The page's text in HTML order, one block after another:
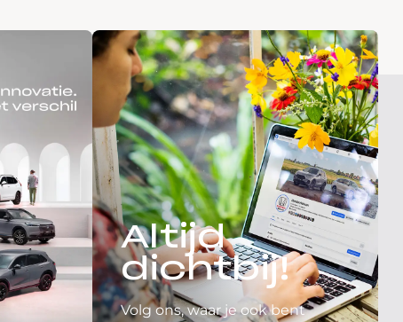
Altijd
dichtbij!
Volg ons, waar je ook bent